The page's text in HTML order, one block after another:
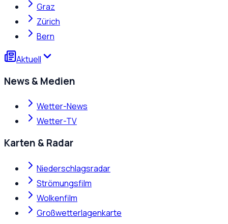
Graz
Zürich
Bern
Aktuell
News & Medien
Wetter-News
Wetter-TV
Karten & Radar
Niederschlagsradar
Strömungsfilm
Wolkenfilm
Großwetterlagenkarte